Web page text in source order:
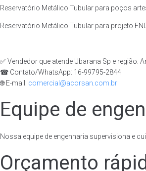
Reservatório Metálico Tubular para poços
Reservatório Metálico Tubular para projeto
✅ Vendedor que atende Ubarana Sp e região:
☎ Contato/WhatsApp: 16-99795-2844
🌐 E-mail: comercial@acorsan.com.br
Equipe de
Nossa equipe de engenharia supervisiona e
Orçamento